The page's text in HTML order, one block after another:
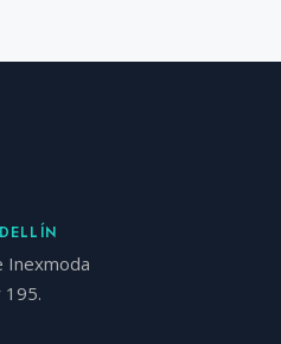
Inexmoda
195.